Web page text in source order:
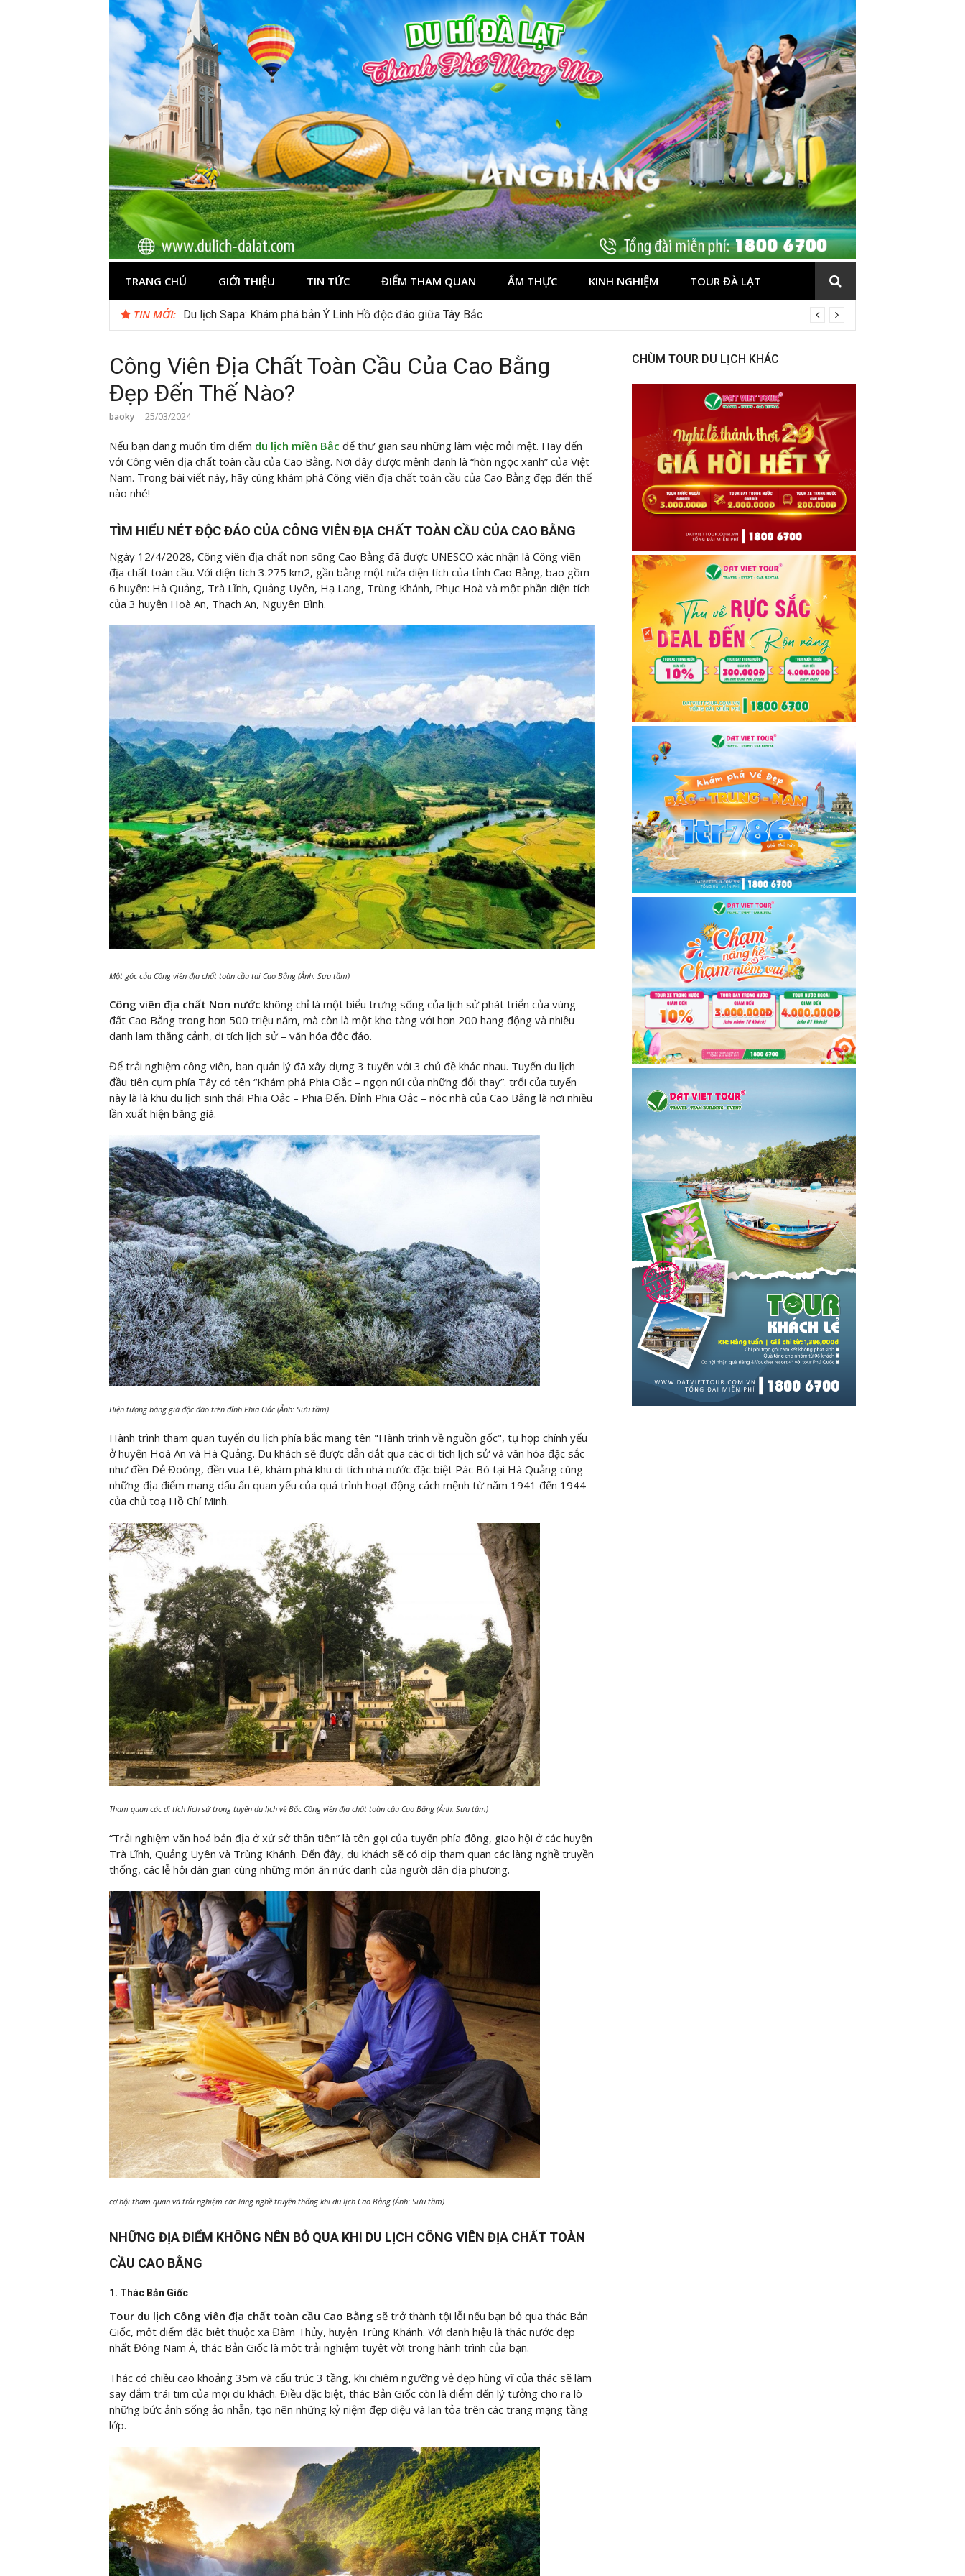
Du lịch Đà Lạt
TRANG CHỦ GIỚI THIỆU TIN TỨC ĐIỂM THAM QUAN ẨM THỰC KINH NGHIỆM TOUR ĐÀ LẠT
TIN MỚI: Du lịch Sapa: Khám phá bản Ý Linh Hồ độc đáo giữa Tây Bắc
Công Viên Địa Chất Toàn Cầu Của Cao Bằng
Đẹp Đến Thế Nào?
baoky 25/03/2024
Nếu bạn đang muốn tìm điểm du lịch miền Bắc để thư giãn sau những làm việc mỏi mệt. Hãy đến
với Công viên địa chất toàn cầu của Cao Bằng. Nơi đây được mệnh danh là “hòn ngọc xanh” của Việt
Nam. Trong bài viết này, hãy cùng khám phá Công viên địa chất toàn cầu của Cao Bằng đẹp đến thế
nào nhé!
TÌM HIỂU NÉT ĐỘC ĐÁO CỦA CÔNG VIÊN ĐỊA CHẤT TOÀN CẦU CỦA CAO BẰNG
Ngày 12/4/2028, Công viên địa chất non sông Cao Bằng đã được UNESCO xác nhận là Công viên
địa chất toàn cầu. Với diện tích 3.275 km2, gần bằng một nửa diện tích của tỉnh Cao Bằng, bao gồm
6 huyện: Hà Quảng, Trà Lĩnh, Quảng Uyên, Hạ Lang, Trùng Khánh, Phục Hoà và một phần diện tích
của 3 huyện Hoà An, Thạch An, Nguyên Bình.
Một góc của Công viên địa chất toàn cầu tại Cao Bằng (Ảnh: Sưu tầm)
Công viên địa chất Non nước không chỉ là một biểu trưng sống của lịch sử phát triển của vùng
đất Cao Bằng trong hơn 500 triệu năm, mà còn là một kho tàng với hơn 200 hang động và nhiều
danh lam thắng cảnh, di tích lịch sử – văn hóa độc đáo.
Để trải nghiệm công viên, ban quản lý đã xây dựng 3 tuyến với 3 chủ đề khác nhau. Tuyến du lịch
đầu tiên cụm phía Tây có tên “Khám phá Phia Oắc – ngọn núi của những đổi thay”. trổi của tuyến
này là là khu du lịch sinh thái Phia Oắc – Phia Đến. Đỉnh Phia Oắc – nóc nhà của Cao Bằng là nơi nhiều
lần xuất hiện băng giá.
Hiện tượng băng giá độc đáo trên đỉnh Phia Oắc (Ảnh: Sưu tầm)
Hành trình tham quan tuyến du lịch phía bắc mang tên "Hành trình về nguồn gốc", tụ họp chính yếu
ở huyện Hoà An và Hà Quảng. Du khách sẽ được dẫn dắt qua các di tích lịch sử và văn hóa đặc sắc
như đền Dẻ Đoóng, đền vua Lê, khám phá khu di tích nhà nước đặc biệt Pác Bó tại Hà Quảng cùng
những địa điểm mang dấu ấn quan yếu của quá trình hoạt động cách mệnh từ năm 1941 đến 1944
của chủ toạ Hồ Chí Minh.
Tham quan các di tích lịch sử trong tuyến du lịch về Bắc Công viên địa chất toàn cầu Cao Bằng (Ảnh: Sưu tầm)
“Trải nghiệm văn hoá bản địa ở xứ sở thần tiên” là tên gọi của tuyến phía đông, giao hội ở các huyện
Trà Lĩnh, Quảng Uyên và Trùng Khánh. Đến đây, du khách sẽ có dịp tham quan các làng nghề truyền
thống, các lễ hội dân gian cùng những món ăn nức danh của người dân địa phương.
cơ hội tham quan và trải nghiệm các làng nghề truyền thống khi du lịch Cao Bằng (Ảnh: Sưu tầm)
NHỮNG ĐỊA ĐIỂM KHÔNG NÊN BỎ QUA KHI DU LỊCH CÔNG VIÊN ĐỊA CHẤT TOÀN
CẦU CAO BẰNG
1. Thác Bản Giốc
Tour du lịch Công viên địa chất toàn cầu Cao Bằng sẽ trở thành tội lỗi nếu bạn bỏ qua thác Bản
Giốc, một điểm đặc biệt thuộc xã Đàm Thủy, huyện Trùng Khánh. Với danh hiệu là thác nước đẹp
nhất Đông Nam Á, thác Bản Giốc là một trải nghiệm tuyệt vời trong hành trình của bạn.
Thác có chiều cao khoảng 35m và cấu trúc 3 tầng, khi chiêm ngưỡng vẻ đẹp hùng vĩ của thác sẽ làm
say đắm trái tim của mọi du khách. Điều đặc biệt, thác Bản Giốc còn là điểm đến lý tưởng cho ra lò
những bức ảnh sống ảo nhẵn, tạo nên những kỷ niệm đẹp diệu và lan tỏa trên các trang mạng tầng
lớp.
CHÙM TOUR DU LỊCH KHÁC